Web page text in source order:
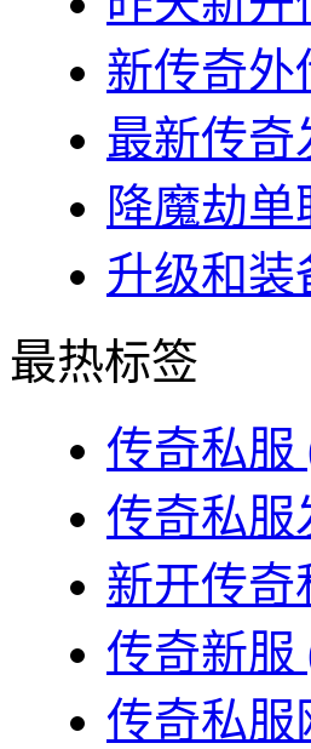
新传奇外
最新传奇
降魔劫
升级和装
最热标签
传奇私服
传奇私服
新开传奇
传奇新服
传奇私服